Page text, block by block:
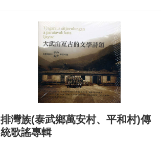
排灣族(泰武鄉萬安村、平和村)傳
統歌謠專輯